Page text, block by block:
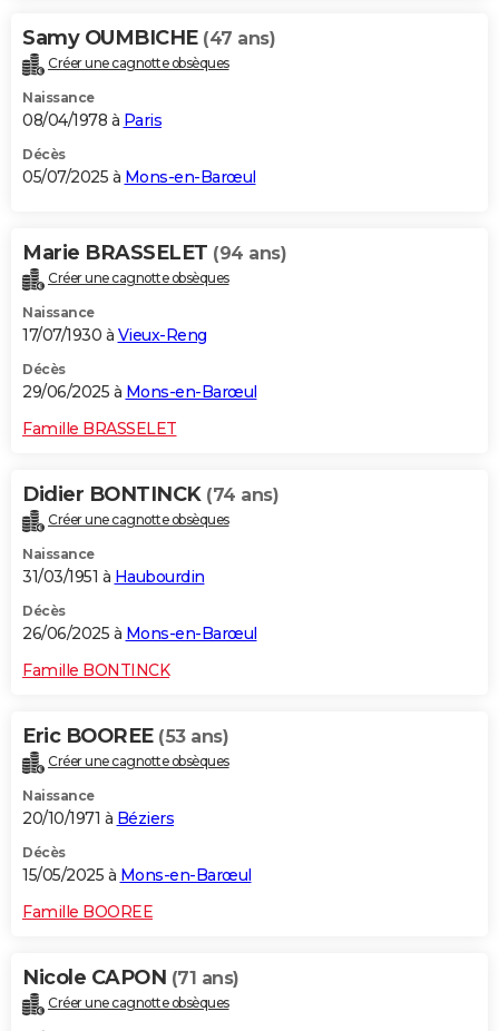
Samy OUMBICHE (47 ans)
Créer une cagnotte obsèques
Naissance
08/04/1978 à Paris
Décès
05/07/2025 à Mons-en-Barœul
Marie BRASSELET (94 ans)
Créer une cagnotte obsèques
Naissance
17/07/1930 à Vieux-Reng
Décès
29/06/2025 à Mons-en-Barœul
Famille BRASSELET
Didier BONTINCK (74 ans)
Créer une cagnotte obsèques
Naissance
31/03/1951 à Haubourdin
Décès
26/06/2025 à Mons-en-Barœul
Famille BONTINCK
Eric BOOREE (53 ans)
Créer une cagnotte obsèques
Naissance
20/10/1971 à Béziers
Décès
15/05/2025 à Mons-en-Barœul
Famille BOOREE
Nicole CAPON (71 ans)
Créer une cagnotte obsèques